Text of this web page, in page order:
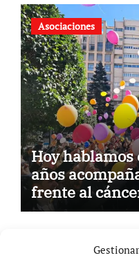
Asociaciones
Hoy hablamos
años
frente al
Castilla-La